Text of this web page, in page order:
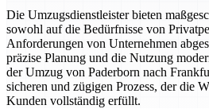
Die Umzugsdienstleister bieten
sowohl auf die Bedürfnisse von
Anforderungen von Unternehmen
präzise Planung und die Nutzung
der Umzug von Paderborn nach
sicheren und zügigen Prozess, der die
Kunden vollständig erfüllt.